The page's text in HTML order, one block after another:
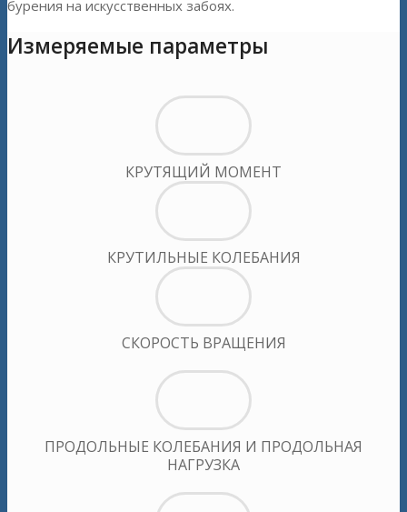
бурения на искусственных забоях.
Измеряемые параметры
КРУТЯЩИЙ МОМЕНТ
КРУТИЛЬНЫЕ КОЛЕБАНИЯ
СКОРОСТЬ ВРАЩЕНИЯ
ПРОДОЛЬНЫЕ КОЛЕБАНИЯ И ПРОДОЛЬНАЯ
НАГРУЗКА